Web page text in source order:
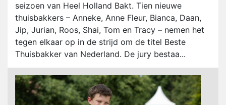
seizoen van Heel Holland Bakt. Tien nieuwe
thuisbakkers – Anneke, Anne Fleur, Bianca, Daan,
Jip, Jurian, Roos, Shai, Tom en Tracy – nemen het
tegen elkaar op in de strijd om de titel Beste
Thuisbakker van Nederland. De jury bestaa...